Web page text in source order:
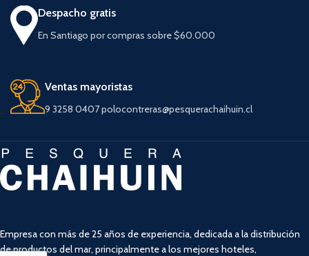
Despacho gratis
En Santiago por compras sobre $60.000
Ventas mayoristas
9 3258 0407 polocontreras@pesquerachaihuin.cl
Empresa con más de 25 años de experiencia, dedicada a la distribución
de productos del mar, principalmente a los mejores hoteles,